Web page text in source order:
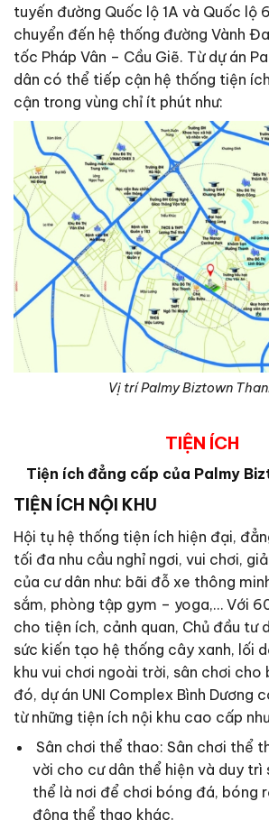
tuyến đường Quốc lộ 1A và Quốc lộ
chuyển đến hệ thống đường Vành
tốc Pháp Vân – Cầu Giẽ. Từ dự án
dân có thể tiếp cận hệ thống tiện
cận trong vùng chỉ ít phút như:
Vị trí Palmy Biztown
TIỆN ÍCH
Tiện ích đẳng cấp của Palmy
TIỆN ÍCH NỘI KHU
Hội tụ hệ thống tiện ích hiện đại,
tối đa nhu cầu nghỉ ngơi, vui chơi,
của cư dân như: bãi đỗ xe thông
sắm, phòng tập gym – yoga,… Với
cho tiện ích, cảnh quan, Chủ đầu tư
sức kiến tạo hệ thống cây xanh, lối
khu vui chơi ngoài trời, sân chơi cho
đó, dự án UNI Complex Bình Dương
từ những tiện ích nội khu cao cấp
Sân chơi thể thao: Sân chơi thể
vời cho cư dân thể hiện và duy
thể là nơi để chơi bóng đá, bóng
động thể thao khác.